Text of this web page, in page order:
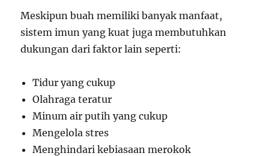
Meskipun buah memiliki banyak manfaat,
sistem imun yang kuat juga membutuhkan
dukungan dari faktor lain seperti:
Tidur yang cukup
Olahraga teratur
Minum air putih yang cukup
Mengelola stres
Menghindari kebiasaan merokok